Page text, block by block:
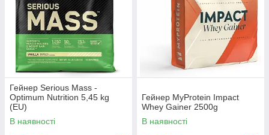
Гейнер Serious Mass -
Optimum Nutrition 5,45 kg
(EU)
В наявності
Гейнер MyProtein Impact
Whey Gainer 2500g
В наявності